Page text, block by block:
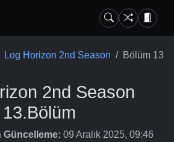
Log Horizon 2nd Season Bölüm 13
2nd Season
13.Bölüm
Güncelleme: 09 Aralık 2025, 09:46